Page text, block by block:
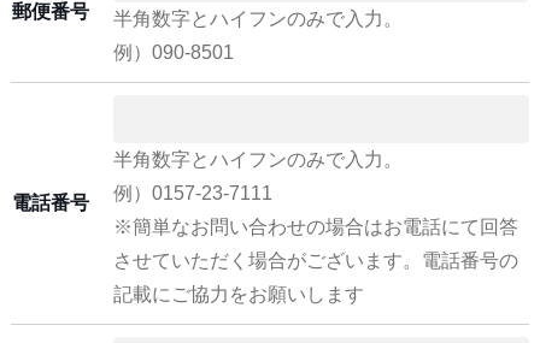
郵便番号
半角数字とハイフンのみで入力。
例）090-8501
電話番号
半角数字とハイフンのみで入力。
例）0157-23-7111
※簡単なお問い合わせの場合はお電話にて回答
させていただく場合がございます。電話番号の
記載にご協力をお願いします